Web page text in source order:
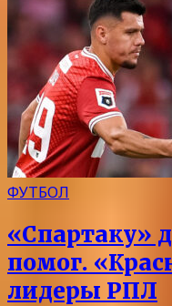
ФУТБОЛ
«Спартаку»
помог.
лидеры РПЛ